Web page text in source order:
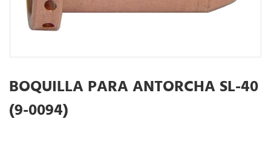
BOQUILLA PARA ANTORCHA SL-40
(9-0094)